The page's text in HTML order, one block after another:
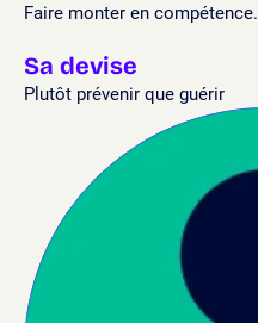
Faire monter en compétence.
Sa devise
Plutôt prévenir que guérir